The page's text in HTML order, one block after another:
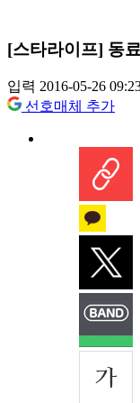
[스타라이프]
입력 2016-05-26
선호매체 추가